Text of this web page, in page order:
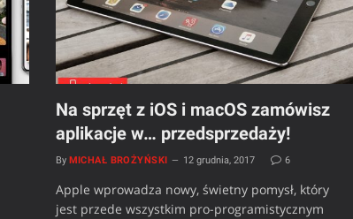
Na sprzęt z iOS i macOS zamówisz
aplikacje w… przedsprzedaży!
By MICHAŁ BROŻYŃSKI 12 grudnia, 2017 6
Apple wprowadza nowy, świetny pomysł, który
jest przede wszystkim pro-programistycznym